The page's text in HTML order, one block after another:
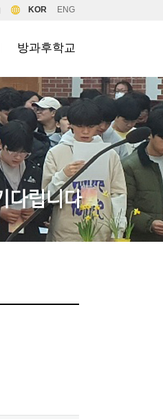
KOR ENG
방과후학교